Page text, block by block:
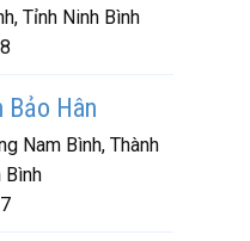
Tỉnh Ninh Bình
Bảo Hân
Nam Bình, Thành
Bình